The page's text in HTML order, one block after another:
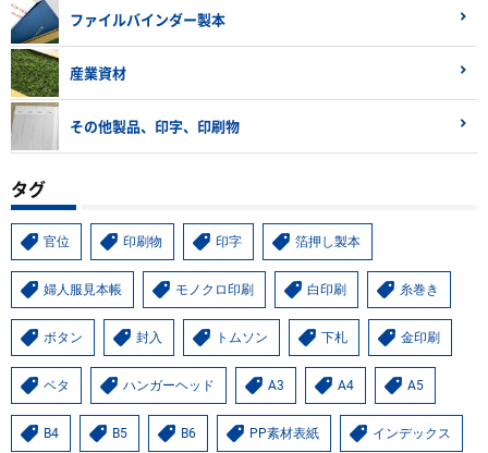
ファイルバインダー製本
産業資材
その他製品、印字、印刷物
タグ
官位 印刷物 印字 箔押し製本
婦人服見本帳 モノクロ印刷 白印刷 糸巻き
ボタン 封入 トムソン 下札 金印刷
ベタ ハンガーヘッド A3 A4 A5
B4 B5 B6 PP素材表紙 インデックス